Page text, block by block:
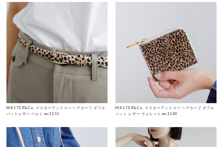
MASTER&Co. マスターアンドコー ヘアカーフ ダブル
バットレザー ベルト mc1135
MASTER&Co. マスターアンドコー ヘアカーフ ダブル
バット レザー ウォレット mc1140